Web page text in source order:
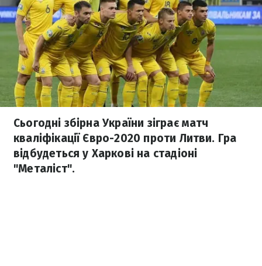
Сьогодні збірна України зіграє матч
кваліфікації Євро-2020 проти Литви. Гра
відбудеться у Харкові на стадіоні
"Металіст".